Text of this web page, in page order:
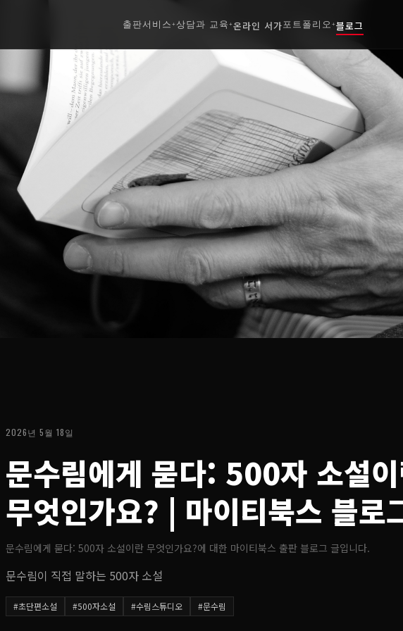
출판서비스 +상담과 교육 +온라인 서가 포트폴리오 +블로그
2026년 5월 18일
문수림에게 묻다: 500자 소설
무엇인가요? | 마이티북스 블로
문수림에게 묻다: 500자 소설이란 무엇인가요?에 대한 마이티북스 출판 블로그 글입니다.
문수림이 직접 말하는 500자 소설
#초단편소설 #500자소설 #수림스튜디오 #문수림